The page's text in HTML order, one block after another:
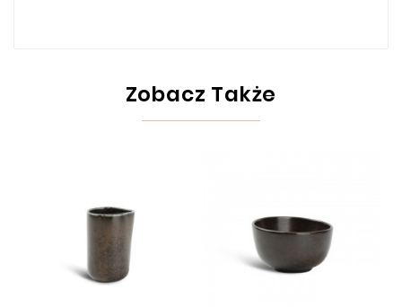
Zobacz Także